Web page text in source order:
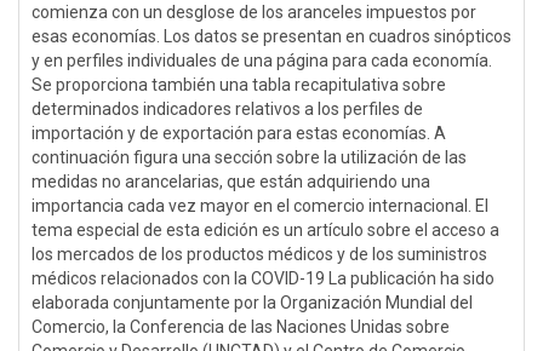
comienza con un desglose de los aranceles impuestos por
esas economías. Los datos se presentan en cuadros sinópticos
y en perfiles individuales de una página para cada economía.
Se proporciona también una tabla recapitulativa sobre
determinados indicadores relativos a los perfiles de
importación y de exportación para estas economías. A
continuación figura una sección sobre la utilización de las
medidas no arancelarias, que están adquiriendo una
importancia cada vez mayor en el comercio internacional. El
tema especial de esta edición es un artículo sobre el acceso a
los mercados de los productos médicos y de los suministros
médicos relacionados con la COVID-19 La publicación ha sido
elaborada conjuntamente por la Organización Mundial del
Comercio, la Conferencia de las Naciones Unidas sobre